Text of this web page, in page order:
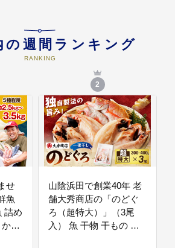
を核としたまちづくり事業、子供
を安心して産み育てる環境づく
り、ふるさと教育に役立てます。
農林水産業等の地域産業の振興に
関する事業
農林水産業をはじめとした、地場
産業を振興する事業などに役立て
ます。
その他目的達成のために市長が必
要と認める事業
上記の政策メニュー以外の事業に
役立てて欲しい、または使途を市
長へ一任する場合にご選択くださ
の週間ランキング
RANKING
せ
魚
詰め
せ
2
山陰浜田で創業40年 老
舗大秀商店の「のどぐ
ろ（超特大）」（3尾
入） 魚 干物 干もの 一